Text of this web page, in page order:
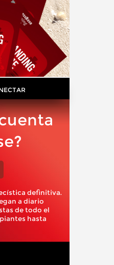
definitiva.
a diario
de todo el
hasta